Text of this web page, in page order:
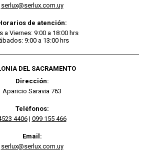
serlux@serlux.com.uy
de atención:
a Viernes: 9:00 a 18:00 hrs
9:00 a 13:00 hrs
DEL SACRAMENTO
Dirección:
Aparicio Saravia 763
Teléfonos:
4406| 099 155 466
Email:
serlux@serlux.com.uy